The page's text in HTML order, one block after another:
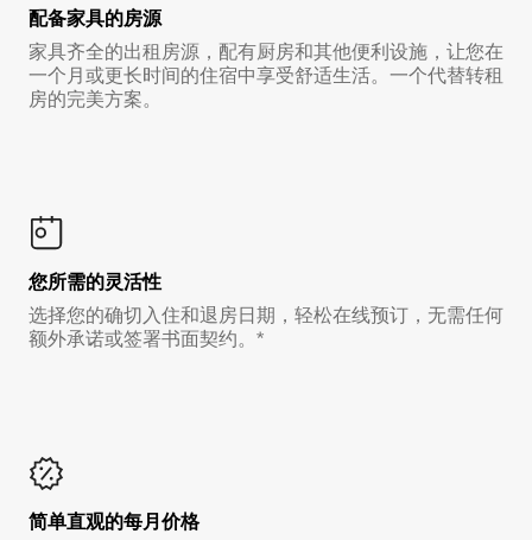
配备家具的房源
家具齐全的出租房源，配有厨房和其他便利设施，让您在
一个月或更长时间的住宿中享受舒适生活。一个代替转租
房的完美方案。
您所需的灵活性
选择您的确切入住和退房日期，轻松在线预订，无需任何
额外承诺或签署书面契约。*
简单直观的每月价格